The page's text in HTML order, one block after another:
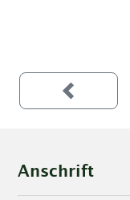
Anschrift